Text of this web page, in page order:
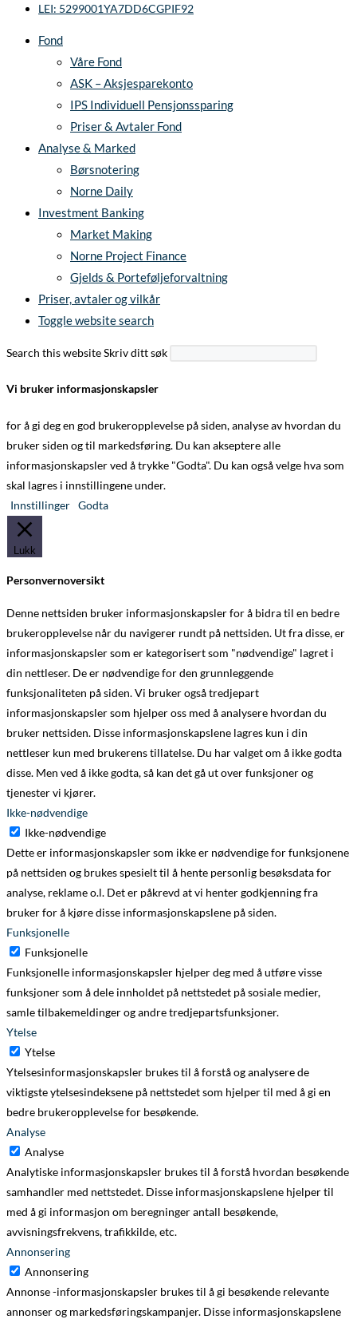
LEI: 5299001YA7DD6CGPIF92
Fond
Våre Fond
ASK – Aksjesparekonto
IPS Individuell Pensjonssparing
Priser & Avtaler Fond
Analyse & Marked
Børsnotering
Norne Daily
Investment Banking
Market Making
Norne Project Finance
Gjelds & Porteføljeforvaltning
Priser, avtaler og vilkår
Toggle website search
Search this websiteSkriv ditt søk
Vi bruker informasjonskapsler
for å gi deg en god brukeropplevelse på siden, analyse av hvordan du
bruker siden og til markedsføring. Du kan akseptere alle
informasjonskapsler ved å trykke "Godta". Du kan også velge hva som
skal lagres i innstillingene under.
Innstillinger Godta
Lukk
Personvernoversikt
Denne nettsiden bruker informasjonskapsler for å bidra til en bedre
brukeropplevelse når du navigerer rundt på nettsiden. Ut fra disse, er
informasjonskapsler som er kategorisert som "nødvendige" lagret i
din nettleser. De er nødvendige for den grunnleggende
funksjonaliteten på siden. Vi bruker også tredjepart
informasjonskapsler som hjelper oss med å analysere hvordan du
bruker nettsiden. Disse informasjonskapslene lagres kun i din
nettleser kun med brukerens tillatelse. Du har valget om å ikke godta
disse. Men ved å ikke godta, så kan det gå ut over funksjoner og
tjenester vi kjører.
Ikke-nødvendige
Ikke-nødvendige
Dette er informasjonskapsler som ikke er nødvendige for funksjonene
på nettsiden og brukes spesielt til å hente personlig besøksdata for
analyse, reklame o.l. Det er påkrevd at vi henter godkjenning fra
bruker for å kjøre disse informasjonskapslene på siden.
Funksjonelle
Funksjonelle
Funksjonelle informasjonskapsler hjelper deg med å utføre visse
funksjoner som å dele innholdet på nettstedet på sosiale medier,
samle tilbakemeldinger og andre tredjepartsfunksjoner.
Ytelse
Ytelse
Ytelsesinformasjonskapsler brukes til å forstå og analysere de
viktigste ytelsesindeksene på nettstedet som hjelper til med å gi en
bedre brukeropplevelse for besøkende.
Analyse
Analyse
Analytiske informasjonskapsler brukes til å forstå hvordan besøkende
samhandler med nettstedet. Disse informasjonskapslene hjelper til
med å gi informasjon om beregninger antall besøkende,
avvisningsfrekvens, trafikkilde, etc.
Annonsering
Annonsering
Annonse -informasjonskapsler brukes til å gi besøkende relevante
annonser og markedsføringskampanjer. Disse informasjonskapslene